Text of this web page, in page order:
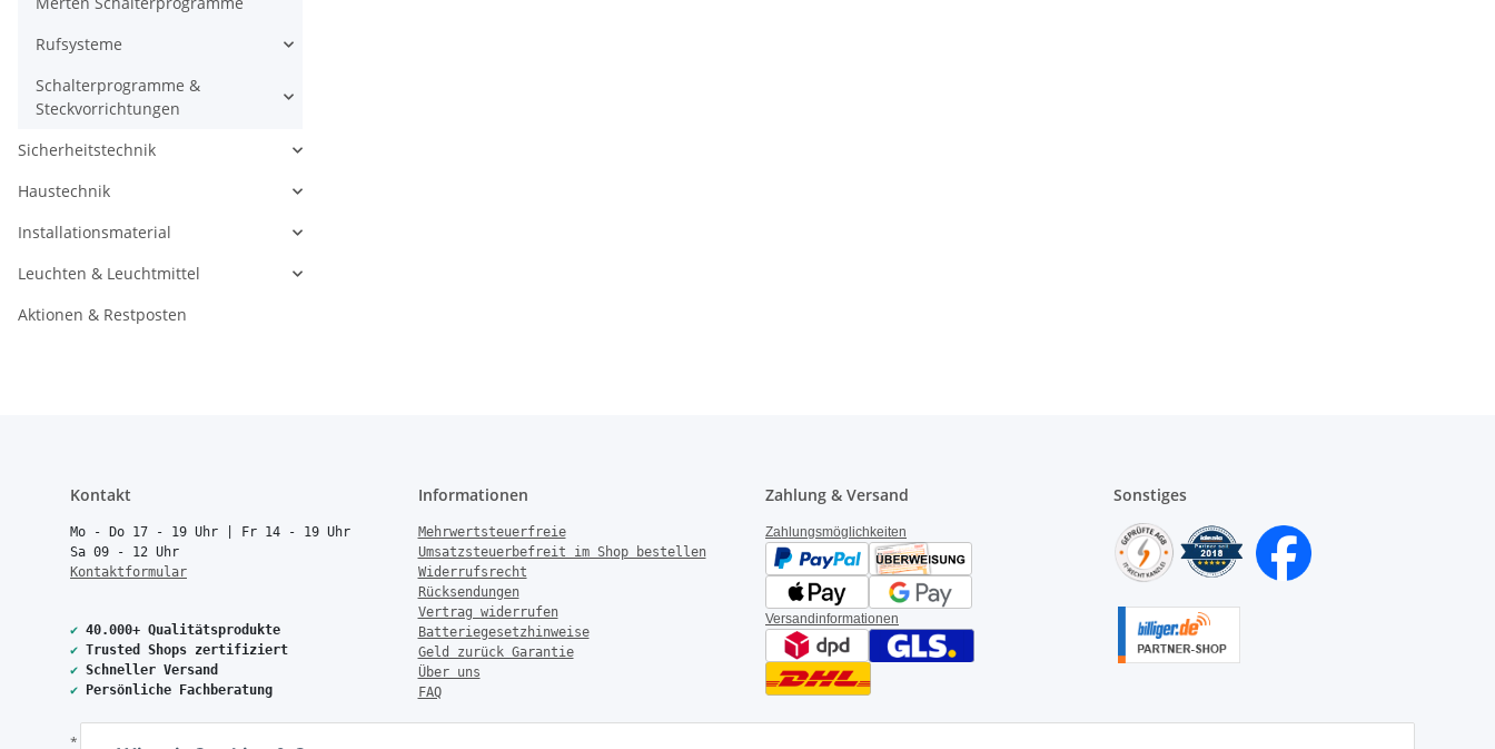
Rufsysteme
Schalterprogramme &
Steckvorrichtungen
Sicherheitstechnik
Haustechnik
Installationsmaterial
Leuchten & Leuchtmittel
Aktionen & Restposten
Kontakt
Mo - Do 17 - 19 Uhr | Fr 14 - 19 Uhr
Sa 09 - 12 Uhr
Kontaktformular
✔ 40.000+ Qualitätsprodukte
✔ Trusted Shops zertifiziert
✔ Schneller Versand
✔
Persönliche Fachberatung
Informationen
Mehrwertsteuerfreie
Umsatzsteuerbefreit im Shop bestellen
Widerrufsrecht
Rücksendungen
Vertrag widerrufen
Batteriegesetzhinweise
Geld zurück Garantie
Über uns
FAQ
Zahlung & Versand
Zahlungsmöglichkeiten
Versandinformationen
Sonstiges
* Alle Preise inkl. gesetzlicher USt., zzgl.